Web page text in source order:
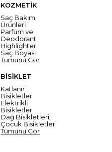
KOZMETİK
Saç Bakım
Ürünleri
Parfüm ve
Deodorant
Highlighter
Saç Boyası
Tümünü Gör
BİSİKLET
Katlanır
Bisikletler
Elektrikli
Bisikletler
Dağ Bisikletleri
Çocuk Bisikletleri
Tümünü Gör